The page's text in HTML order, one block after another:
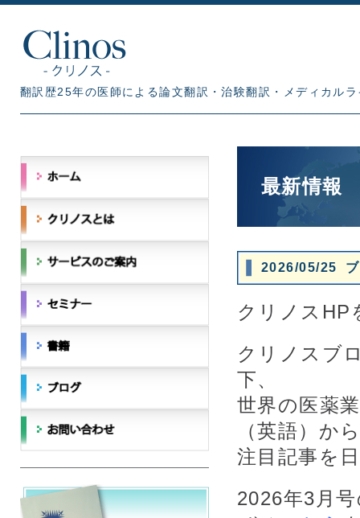
翻訳歴25年の医師による論文翻訳・治験翻訳・メディカル
最新情報
2026/05/25 ブ
クリノスHP
クリノスブ
下、
世界の医薬
（英語）か
注目記事を
2026年3月